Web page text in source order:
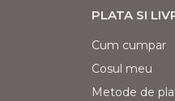
PLATA SI
Cum cumpar
Cosul meu
Metode de